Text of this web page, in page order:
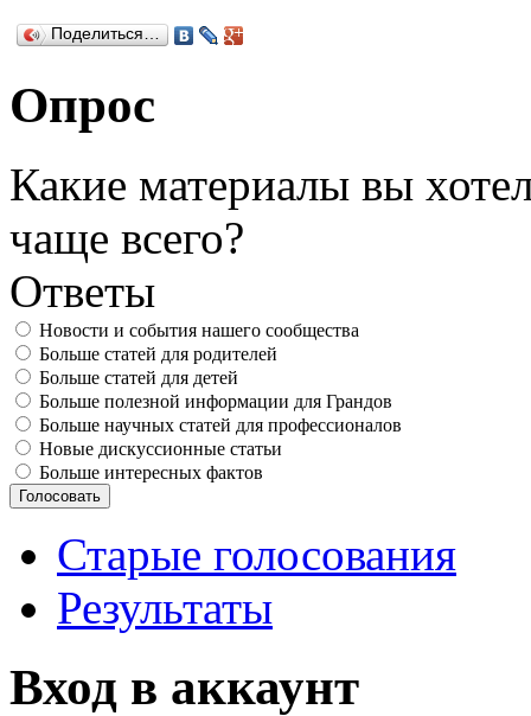
Поделиться…
Опрос
Какие материалы вы
чаще всего?
Ответы
Новости и события нашего сообщества
Больше статей для родителей
Больше статей для детей
Больше полезной информации для Грандов
Больше научных статей для профессионалов
Новые дискуссионные статьи
Больше интересных фактов
Старые голосования
Результаты
Вход в аккаунт